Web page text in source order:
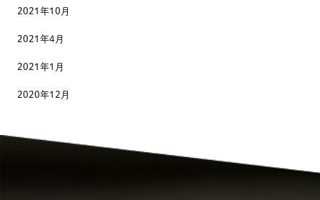
2021年10月
2021年4月
2021年1月
2020年12月